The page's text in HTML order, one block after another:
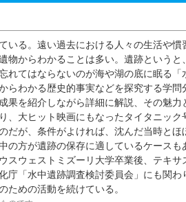
いる。遠い過去における人々の生活や慣
物からわかることは多い。遺跡というと
てはならないのが海や湖の底に眠る「
らわかる歴史的事実などを探究する学問
果を紹介しながら詳細に解説、その魅力
、大ヒット映画にもなったタイタニック
だが、条件がよければ、沈んだ当時とほ
の方が遺跡の保存に適しているケースも
スウェストミズーリ大学卒業後、テキサ
庁「水中遺跡調査検討委員会」にも関わ
ための活動を続けている。